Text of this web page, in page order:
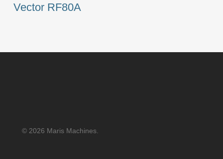
Vector RF80A
© 2026 Maris Machines.